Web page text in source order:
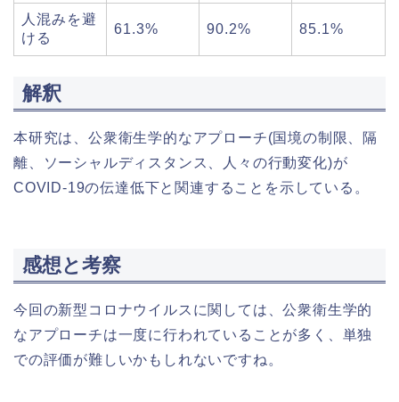
人混みを避
ける
61.3% 90.2% 85.1%
解釈
本研究は、公衆衛生学的なアプローチ(国境の制限、隔
離、ソーシャルディスタンス、人々の行動変化)が
COVID‐19の伝達低下と関連することを示している。
感想と考察
今回の新型コロナウイルスに関しては、公衆衛生学的
なアプローチは一度に行われていることが多く、単独
での評価が難しいかもしれないですね。